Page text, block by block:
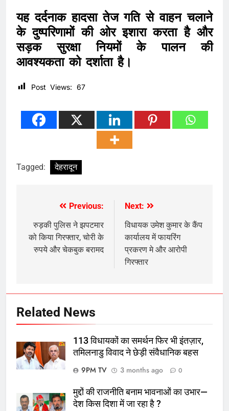
यह दर्दनाक हादसा तेज गति से वाहन चलाने
के दुष्परिणामों की ओर इशारा करता है और
सड़क सुरक्षा नियमों के पालन की
आवश्यकता को दर्शाता है।
Post Views: 67
Tagged: देहरादून
navigation
Previous:
रुड़की पुलिस ने झपटमार
को किया गिरफ्तार, चोरी के
रुपये और चेकबुक बरामद
Next:
विधायक उमेश कुमार के कैंप
कार्यालय में फायरिंग
प्रकरण मे और आरोपी
गिरफ्तार
Related News
113 विधायकों का समर्थन फिर भी इंतज़ार,
तमिलनाडु विवाद ने छेड़ी संवैधानिक बहस
9PM TV
3 months ago 0
मुद्दों की राजनीति बनाम भावनाओं का उभार—
देश किस दिशा में जा रहा है ?